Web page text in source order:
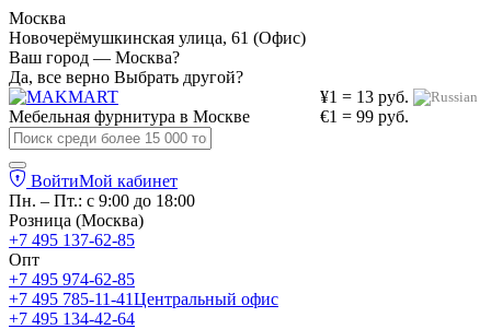
Москва
Новочерёмушкинская улица, 61 (Офис)
Ваш город — Москва?
Да, все верно Выбрать другой?
¥1 = 13 руб.
€1 = 99 руб.
Мебельная фурнитура в Москве
ВойтиМой кабинет
Пн. – Пт.: с 9:00 до 18:00
Розница (Москва)
+7 495 137-62-85
Опт
+7 495 974-62-85
+7 495 785-11-41Центральный офис
+7 495 134-42-64